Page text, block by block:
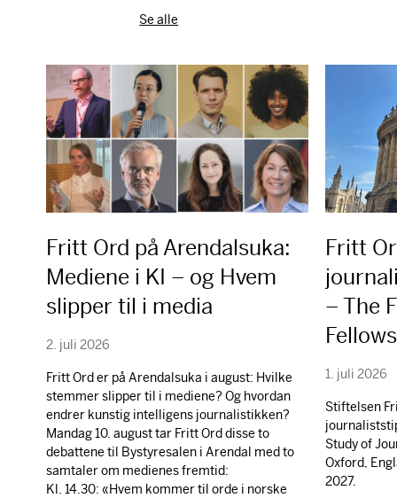
Se alle
Fritt Ord på Arendalsuka:
Mediene i KI – og Hvem
slipper til i media
2. juli 2026
Fritt Ord er på Arendalsuka i august: Hvilke
stemmer slipper til i mediene? Og hvordan
endrer kunstig intelligens journalistikken?
Mandag 10. august tar Fritt Ord disse to
debattene til Bystyresalen i Arendal med to
samtaler om medienes fremtid:
Kl. 14.30: «Hvem kommer til orde i norske
Fritt
– The
1. juli 2026
Stiftelsen
Study of
Oxford,
2027.